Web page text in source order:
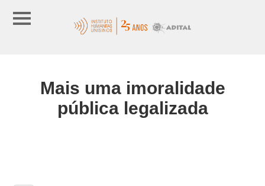
Mais uma imoralidade
pública legalizada